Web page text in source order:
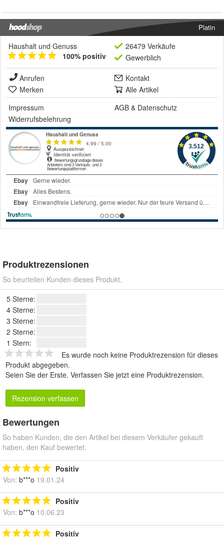
Platin
Haushalt und Genuss
100% positiv
26479 Verkäufe
Gewerblich
Anrufen
Kontakt
Merken
Alle Artikel
Impressum
AGB & Datenschutz
Widerrufsbelehrung
Produktrezensionen
So beurteilen Kunden dieses Produkt.
5 Sterne:
4 Sterne:
3 Sterne:
2 Sterne:
1 Stern:
Es wurde noch keine Produktrezension für dieses
Produkt abgegeben.
Seien Sie der Erste. Verfassen Sie jetzt eine Produktrezension.
Rezension verfassen
Bewertungen
So haben Kunden, die den Artikel bei diesem Verkäufer gekauft
haben, den Kauf bewertet.
Positiv
Von: b***o 19.01.24
Positiv
Von: b***o 10.06.23
Positiv